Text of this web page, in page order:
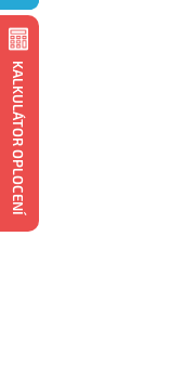
KALKULÁTOR OPLOCENÍ